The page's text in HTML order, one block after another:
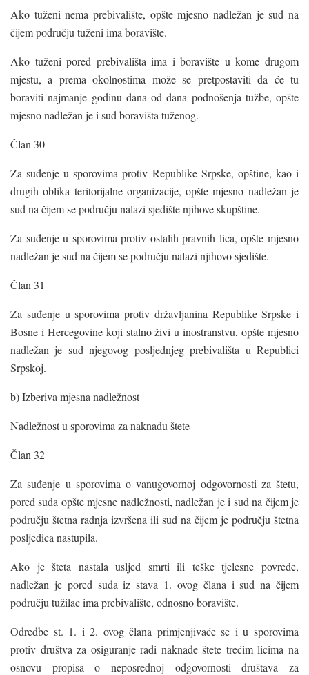
Ako tuženi nema prebivalište, opšte mjesno nadležan je sud na
čijem području tuženi ima boravište.
Ako tuženi pored prebivališta ima i boravište u kome drugom
mjestu, a prema okolnostima može se pretpostaviti da će tu
boraviti najmanje godinu dana od dana podnošenja tužbe, opšte
mjesno nadležan je i sud boravišta tuženog.
Član 30
Za suđenje u sporovima protiv Republike Srpske, opštine, kao i
drugih oblika teritorijalne organizacije, opšte mjesno nadležan je
sud na čijem se području nalazi sjedište njihove skupštine.
Za suđenje u sporovima protiv ostalih pravnih lica, opšte mjesno
nadležan je sud na čijem se području nalazi njihovo sjedište.
Član 31
Za suđenje u sporovima protiv državljanina Republike Srpske i
Bosne i Hercegovine koji stalno živi u inostranstvu, opšte mjesno
nadležan je sud njegovog posljednjeg prebivališta u Republici
Srpskoj.
b) Izberiva mjesna nadležnost
Nadležnost u sporovima za naknadu štete
Član 32
Za suđenje u sporovima o vanugovornoj odgovornosti za štetu,
pored suda opšte mjesne nadležnosti, nadležan je i sud na čijem je
području štetna radnja izvršena ili sud na čijem je području štetna
posljedica nastupila.
Ako je šteta nastala usljed smrti ili teške tjelesne povrede,
nadležan je pored suda iz stava 1. ovog člana i sud na čijem
području tužilac ima prebivalište, odnosno boravište.
Odredbe st. 1. i 2. ovog člana primjenjivaće se i u sporovima
protiv društva za osiguranje radi naknade štete trećim licima na
osnovu propisa o neposrednoj odgovornosti društava za